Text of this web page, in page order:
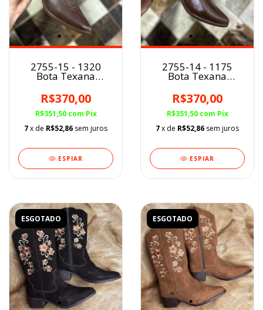
2755-15 - 1320
Bota Texana
Jaboticaba BF
R$370,00
R$351,50 com Pix
7x de R$52,86 sem juros
ESPIAR
2755-14 - 1175
Bota Texana
Café/Aplicações BF
R$370,00
R$351,50 com Pix
7x de R$52,86 sem juros
ESPIAR
ESGOTADO ESGOTADO